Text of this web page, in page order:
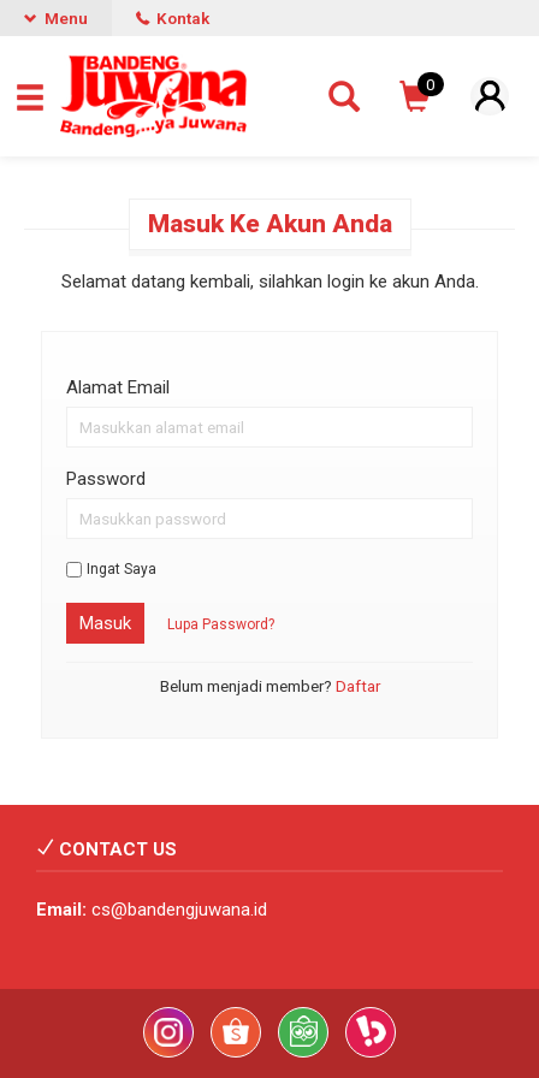
Menu Kontak
0
Masuk Ke Akun Anda
Selamat datang kembali, silahkan login ke akun Anda.
Alamat Email
Password
Ingat Saya
Masuk Lupa Password?
Belum menjadi member? Daftar
CONTACT US
Email: cs@bandengjuwana.id